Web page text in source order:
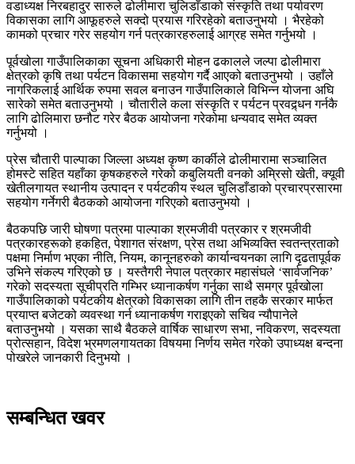
वडाध्यक्ष निरबहादुर सारुले ढोलीमारा चुलिडाँडाको संस्कृति तथा पर्यावरण
विकासका लागि आफूहरुले सक्दो प्रयास गरिरहेको बताउनुभयो । भैरहेको
कामको प्रचार गरेर सहयोग गर्न पत्रकारहरुलाई आग्रह समेत गर्नुभयो ।
पूर्वखोला गाउँपालिकाका सूचना अधिकारी मोहन ढकालले जल्पा ढोलीमारा
क्षेत्रको कृषि तथा पर्यटन विकासमा सहयोग गर्दै आएको बताउनुभयो । उहाँले
नागरिकलाई आर्थिक रुपमा सवल बनाउन गाउँपालिकाले विभिन्न योजना अघि
सारेको समेत बताउनुभयो । चौतारीले कला संस्कृति र पर्यटन प्रवद्र्धन गर्नकै
लागि ढोलिमारा छनौट गरेर बैठक आयोजना गरेकोमा धन्यवाद समेत व्यक्त
गर्नुभयो ।
प्रेस चौतारी पाल्पाका जिल्ला अध्यक्ष कृष्ण कार्कीले ढोलीमारामा सञ्चालित
होमस्टे सहित यहाँका कृषकहरुले गरेको कबुलियती वनको अम्रिसो खेती, क्यूवी
खेतीलगायत स्थानीय उत्पादन र पर्यटकीय स्थल चुलिडाँडाको प्रचारप्रसारमा
सहयोग गर्नेगरी बैठकको आयोजना गरिएको बताउनुभयो ।
बैठकपछि जारी घोषणा पत्रमा पाल्पाका श्रमजीवी पत्रकार र श्रमजीवी
पत्रकारहरूको हकहित, पेशागत संरक्षण, प्रेस तथा अभिव्यक्ति स्वतन्त्रताको
पक्षमा निर्माण भएका नीति, नियम, कानूनहरुको कार्यान्वयनका लागि दृढतापूर्वक
उभिने संकल्प गरिएको छ । यस्तैगरी नेपाल पत्रकार महासंघले ‘सार्वजनिक’
गरेको सदस्यता सूचीप्रति गम्भिर ध्यानाकर्षण गर्नुका साथै समग्र पूर्वखोला
गाउँपालिकाको पर्यटकीय क्षेत्रको विकासका लागि तीन तहकै सरकार मार्फत
प्रयाप्त बजेटको व्यवस्था गर्न ध्यानाकर्षण गराइएको सचिव न्यौपानेले
बताउनुभयो । यसका साथै बैठकले वार्षिक साधारण सभा, नविकरण, सदस्यता
प्रोत्सहान, विदेश भ्रमणलगायतका विषयमा निर्णय समेत गरेको उपाध्यक्ष बन्दना
पोखरेले जानकारी दिनुभयो ।
सम्बन्धित खवर